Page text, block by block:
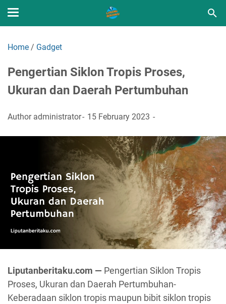
Home / Gadget
Pengertian Siklon Tropis Proses,
Ukuran dan Daerah Pertumbuhan
Author administrator 15 February 2023
Liputanberitaku.com — Pengertian Siklon Tropis
Proses, Ukuran dan Daerah Pertumbuhan-
Keberadaan siklon tropis maupun bibit siklon tropis